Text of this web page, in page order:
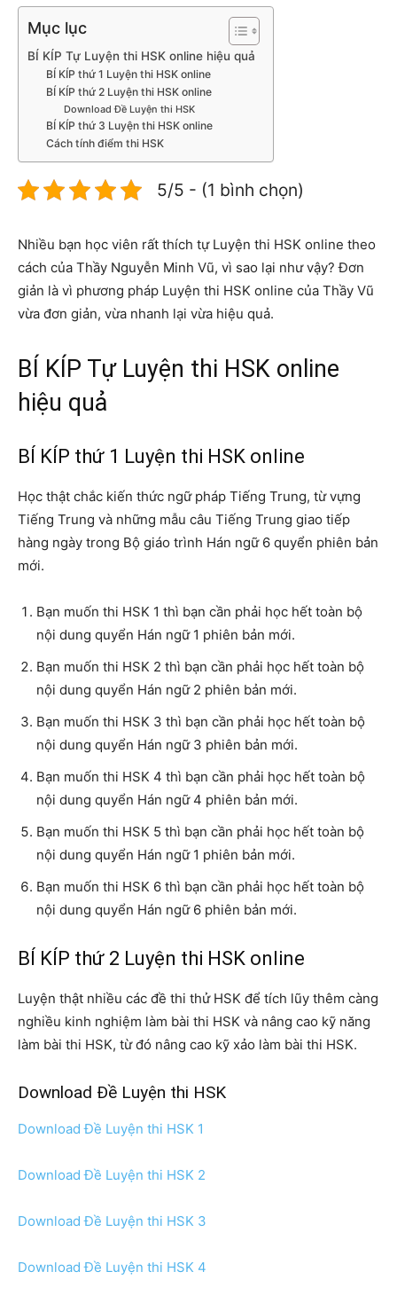
Mục lục
BÍ KÍP Tự Luyện thi HSK online hiệu quả
BÍ KÍP thứ 1 Luyện thi HSK online
BÍ KÍP thứ 2 Luyện thi HSK online
Download Đề Luyện thi HSK
BÍ KÍP thứ 3 Luyện thi HSK online
Cách tính điểm thi HSK
5/5 - (1 bình chọn)
Nhiều bạn học viên rất thích tự Luyện thi HSK online theo
cách của Thầy Nguyễn Minh Vũ, vì sao lại như vậy? Đơn
giản là vì phương pháp Luyện thi HSK online của Thầy Vũ
vừa đơn giản, vừa nhanh lại vừa hiệu quả.
BÍ KÍP Tự Luyện thi HSK online
hiệu quả
BÍ KÍP thứ 1 Luyện thi HSK online
Học thật chắc kiến thức ngữ pháp Tiếng Trung, từ vựng
Tiếng Trung và những mẫu câu Tiếng Trung giao tiếp
hàng ngày trong Bộ giáo trình Hán ngữ 6 quyển phiên bản
mới.
Bạn muốn thi HSK 1 thì bạn cần phải học hết toàn bộ
nội dung quyển Hán ngữ 1 phiên bản mới.
Bạn muốn thi HSK 2 thì bạn cần phải học hết toàn bộ
nội dung quyển Hán ngữ 2 phiên bản mới.
Bạn muốn thi HSK 3 thì bạn cần phải học hết toàn bộ
nội dung quyển Hán ngữ 3 phiên bản mới.
Bạn muốn thi HSK 4 thì bạn cần phải học hết toàn bộ
nội dung quyển Hán ngữ 4 phiên bản mới.
Bạn muốn thi HSK 5 thì bạn cần phải học hết toàn bộ
nội dung quyển Hán ngữ 1 phiên bản mới.
Bạn muốn thi HSK 6 thì bạn cần phải học hết toàn bộ
nội dung quyển Hán ngữ 6 phiên bản mới.
BÍ KÍP thứ 2 Luyện thi HSK online
Luyện thật nhiều các đề thi thử HSK để tích lũy thêm càng
nghiều kinh nghiệm làm bài thi HSK và nâng cao kỹ năng
làm bài thi HSK, từ đó nâng cao kỹ xảo làm bài thi HSK.
Download Đề Luyện thi HSK
Download Đề Luyện thi HSK 1
Download Đề Luyện thi HSK 2
Download Đề Luyện thi HSK 3
Download Đề Luyện thi HSK 4